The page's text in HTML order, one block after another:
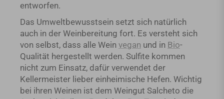
entworfen.
Das Umweltbewusstsein setzt sich natürlich
auch in der Weinbereitung fort. Es versteht sich
von selbst, dass alle Wein vegan und in Bio-
Qualität hergestellt werden. Sulfite kommen
nicht zum Einsatz, dafür verwendet der
Kellermeister lieber einheimische Hefen. Wichtig
bei ihren Weinen ist dem Weingut Salcheto die